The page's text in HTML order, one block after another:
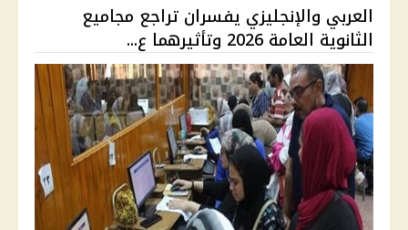
العربي والإنجليزي يفسران تراجع مجاميع
الثانوية العامة 2026 وتأثيرهما ع...